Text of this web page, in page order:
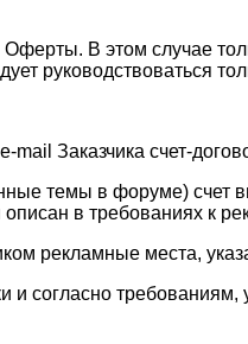
В этом случае
руководствоваться
Заказчика счет-
темы в форуме) счет
в требованиях к
рекламные места,